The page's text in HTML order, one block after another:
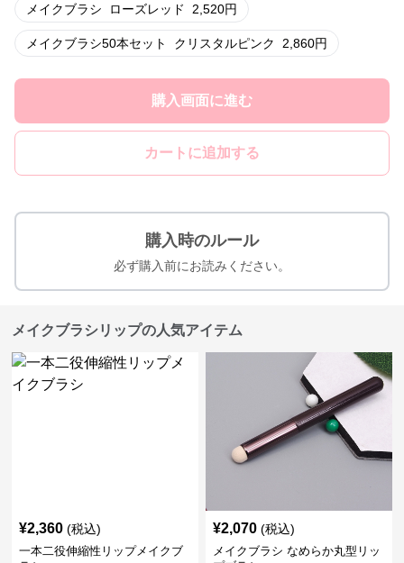
メイクブラシ ローズレッド 2,520円
メイクブラシ50本セット クリスタルピンク 2,860円
購入画面に進む
カートに追加する
購入時のルール
必ず購入前にお読みください。
メイクブラシリップの人気アイテム
¥2,360 (税込)
一本二役伸縮性リップメイクブ
¥2,070 (税込)
メイクブラシ なめらか丸型リッ